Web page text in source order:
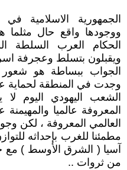
الجمهورية الاسلامية
ووجودها واقع حال مثلما
الحكام العرب السلطة
ويقبلون بتسلط وعجرفة
الجواب ببساطة هو شعور
وجدت في المنطقة لحماية
الشعب اليهودي اليوم
المعروفة عالميا
العالمي المعروفة ، لكن
مطمئنا للغرب بإحداثه
آسيا ( الشرق الأوسط ) مع
من ثروات ..